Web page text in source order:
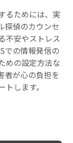
るためには、実
探偵のカウンセ
不安やストレス
での情報発信の
めの設定方法な
者が心の負担を
します。